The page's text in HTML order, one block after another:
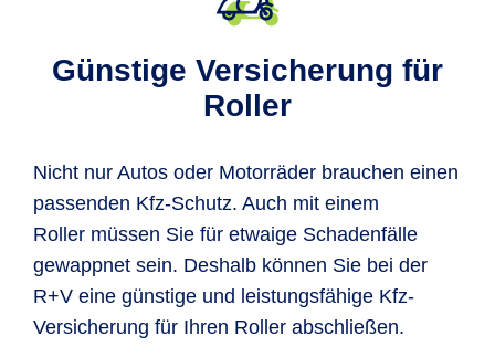
Günstige Versicherung für
Roller
Nicht nur Autos oder Motorräder brauchen einen
passenden Kfz-Schutz. Auch mit einem
Roller müssen Sie für etwaige Schadenfälle
gewappnet sein. Deshalb können Sie bei der
R+V eine günstige und leistungsfähige Kfz-
Versicherung für Ihren Roller abschließen.